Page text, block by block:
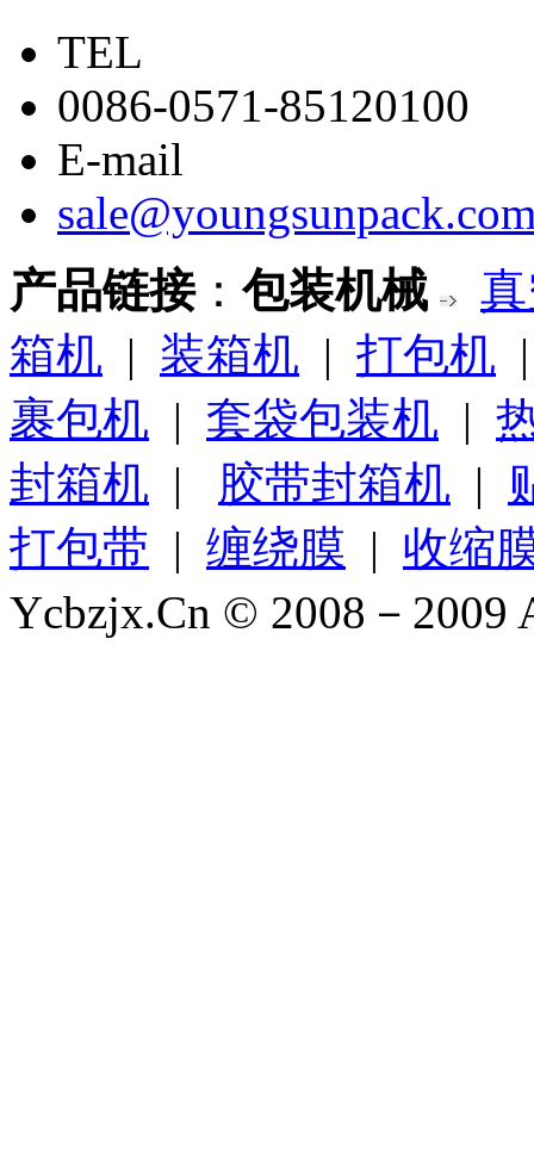
TEL
0086-0571-85120100
E-mail
产品链接：包装机械
箱机 | 装箱机 | 打包机
裹包机 | 套袋包装机 |
封箱机 | 胶带封箱机 |
打包带 | 缠绕膜 | 收缩
Ycbzjx.Cn © 2008－2009